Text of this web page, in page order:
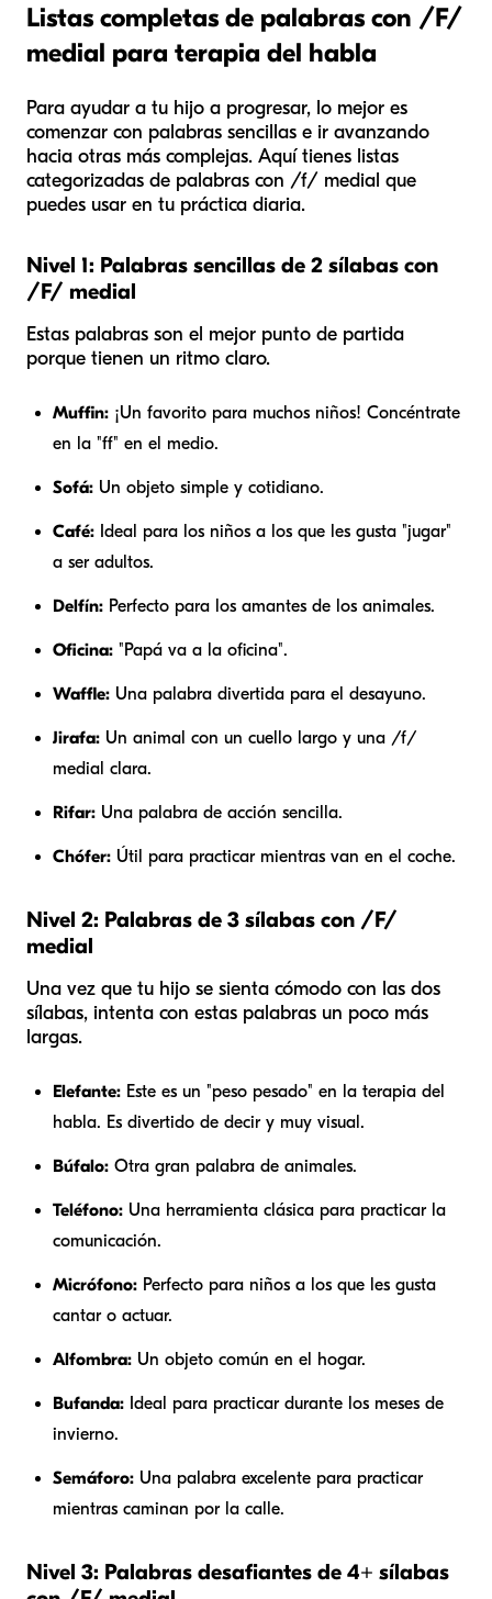
Listas completas de palabras con /F/
medial para terapia del habla
Para ayudar a tu hijo a progresar, lo mejor es
comenzar con palabras sencillas e ir avanzando
hacia otras más complejas. Aquí tienes listas
categorizadas de palabras con /f/ medial que
puedes usar en tu práctica diaria.
Nivel 1: Palabras sencillas de 2 sílabas con
/F/ medial
Estas palabras son el mejor punto de partida
porque tienen un ritmo claro.
Muffin: ¡Un favorito para muchos niños! Concéntrate
en la "ff" en el medio.
Sofá: Un objeto simple y cotidiano.
Café: Ideal para los niños a los que les gusta "jugar"
a ser adultos.
Delfín: Perfecto para los amantes de los animales.
Oficina: "Papá va a la oficina".
Waffle: Una palabra divertida para el desayuno.
Jirafa: Un animal con un cuello largo y una /f/
medial clara.
Rifar: Una palabra de acción sencilla.
Chófer: Útil para practicar mientras van en el coche.
Nivel 2: Palabras de 3 sílabas con /F/
medial
Una vez que tu hijo se sienta cómodo con las dos
sílabas, intenta con estas palabras un poco más
largas.
Elefante: Este es un "peso pesado" en la terapia del
habla. Es divertido de decir y muy visual.
Búfalo: Otra gran palabra de animales.
Teléfono: Una herramienta clásica para practicar la
comunicación.
Micrófono: Perfecto para niños a los que les gusta
cantar o actuar.
Alfombra: Un objeto común en el hogar.
Bufanda: Ideal para practicar durante los meses de
invierno.
Semáforo: Una palabra excelente para practicar
mientras caminan por la calle.
Nivel 3: Palabras desafiantes de 4+ sílabas